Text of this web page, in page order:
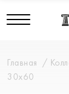
Главная
30x60